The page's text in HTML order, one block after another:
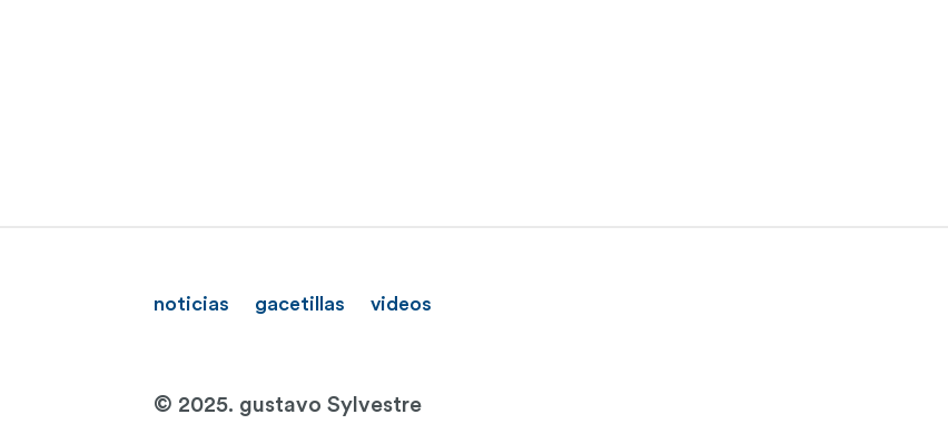
noticias gacetillas videos
© 2025. gustavo Sylvestre